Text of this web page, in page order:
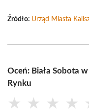
Źródło: Urząd Miasta
Oceń: Biała Sobota
Rynku
★ ★ ★ ★